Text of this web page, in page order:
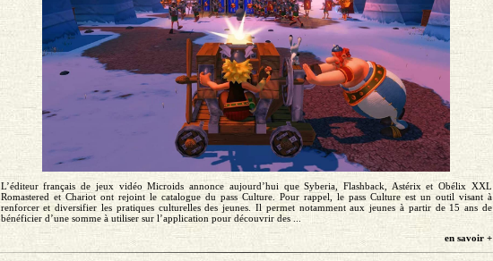
L’éditeur français de jeux vidéo Microids annonce aujourd’hui que Syberia, Flashback, Astérix et Obélix XXL
Romastered et Chariot ont rejoint le catalogue du pass Culture. Pour rappel, le pass Culture est un outil visant à
renforcer et diversifier les pratiques culturelles des jeunes. Il permet notamment aux jeunes à partir de 15 ans de
bénéficier d’une somme à utiliser sur l’application pour découvrir des ...
en savoir +